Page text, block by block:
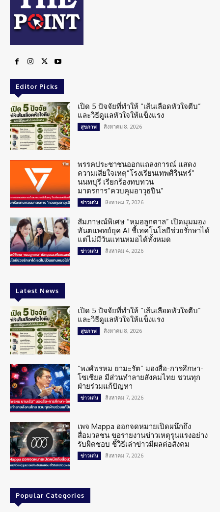
Editor Picks
เปิด 5 ปัจจัยที่ทำให้ “เส้นเลือดหัวใจตีบ”
และวิธีดูแลหัวใจให้แข็งแรง
สุขภาพ สิงหาคม 8, 2026
พรรคประชาชนออกแถลงการณ์ แสดง
ความเสียใจเหตุ”โรงเรียนเทพศิรินทร์”
นนทบุรี เรียกร้องทบทวน
มาตรการ”ควบคุมอาวุธปืน”
ข่าวเด่น สิงหาคม 7, 2026
สัมภาษณ์พิเศษ “หมอลูกตาล” เปิดมุมมอง
ทันตแพทย์ยุค AI ชี้เทคโนโลยีช่วยรักษาได้
แต่ไม่มีวันแทนหมอได้ทั้งหมด
ข่าวเด่น สิงหาคม 4, 2026
Latest News
เปิด 5 ปัจจัยที่ทำให้ “เส้นเลือดหัวใจตีบ”
และวิธีดูแลหัวใจให้แข็งแรง
สุขภาพ สิงหาคม 8, 2026
“พงศ์พรหม ยามะรัต” มองสื่อ-การศึกษา-
โซเชียล มีส่วนทำลายสังคมไทย ชวนทุก
ฝ่ายร่วมแก้ปัญหา
ข่าวเด่น สิงหาคม 7, 2026
เพจ Mappa ออกจดหมายเปิดผนึกถึง
สื่อมวลชน ขอรายงานข่าวเหตุรุนแรงอย่าง
รับผิดชอบ ชี้วิธีเล่าข่าวมีผลต่อสังคม
ข่าวเด่น สิงหาคม 7, 2026
Popular Categories